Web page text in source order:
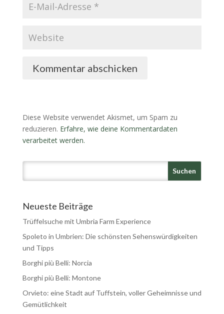
Kommentar abschicken
Diese Website verwendet Akismet, um Spam zu
reduzieren. Erfahre, wie deine Kommentardaten
verarbeitet werden.
Neueste Beiträge
Trüffelsuche mit Umbria Farm Experience
Spoleto in Umbrien: Die schönsten Sehenswürdigkeiten
und Tipps
Borghi più Belli: Norcia
Borghi più Belli: Montone
Orvieto: eine Stadt auf Tuffstein, voller Geheimnisse und
Gemütlichkeit